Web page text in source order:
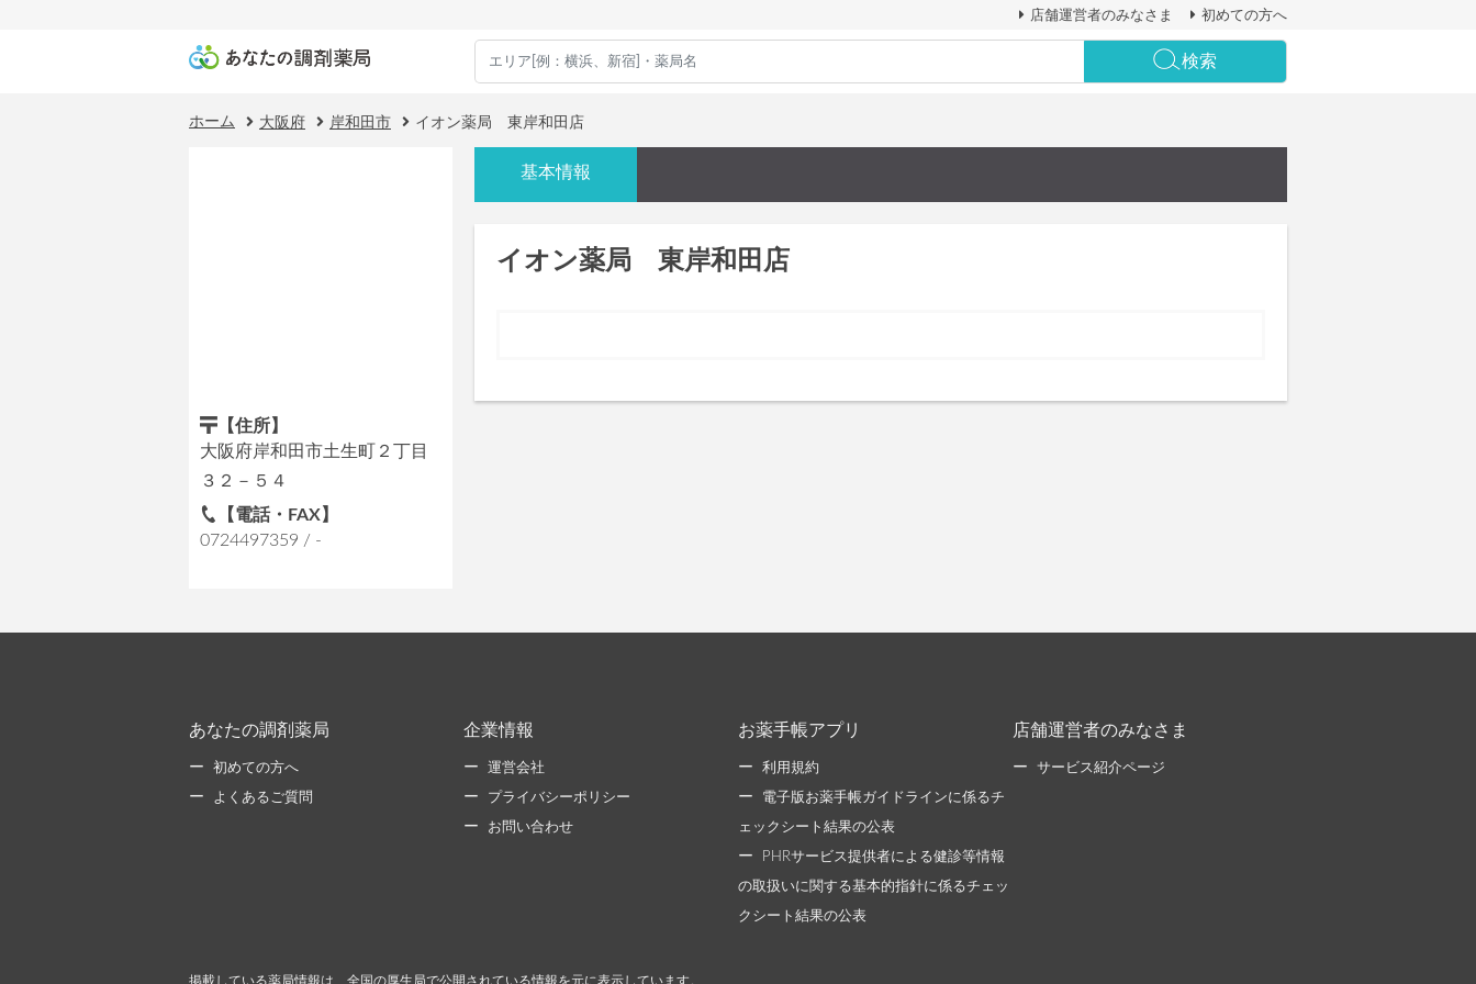
店舗運営者のみなさま 初めての方へ
検索
ホーム 大阪府 岸和田市 イオン薬局 東岸和田店
【住所】
大阪府岸和田市土生町２丁目
３２－５４
【電話・FAX】
0724497359 / -
基本情報
イオン薬局 東岸和田店
あなたの調剤薬局
初めての方へ
よくあるご質問
企業情報
運営会社
プライバシーポリシー
お問い合わせ
お薬手帳アプリ
利用規約
電子版お薬手帳ガイドラインに係るチ
ェックシート結果の公表
PHRサービス提供者による健診等情報
の取扱いに関する基本的指針に係るチェッ
クシート結果の公表
店舗運営者のみなさま
サービス紹介ページ
掲載している薬局情報は、全国の厚生局で公開されている情報を元に表示しています。